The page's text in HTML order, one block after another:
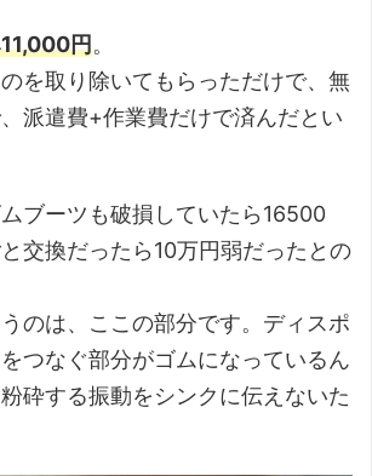
円。
を取り除いてもらっただけで、無
派遣費+作業費だけで済んだとい
ブーツも破損していたら16500
交換だったら10万円弱だったとの
のは、ここの部分です。ディスポ
つなぐ部分がゴムになっているん
砕する振動をシンクに伝えないた